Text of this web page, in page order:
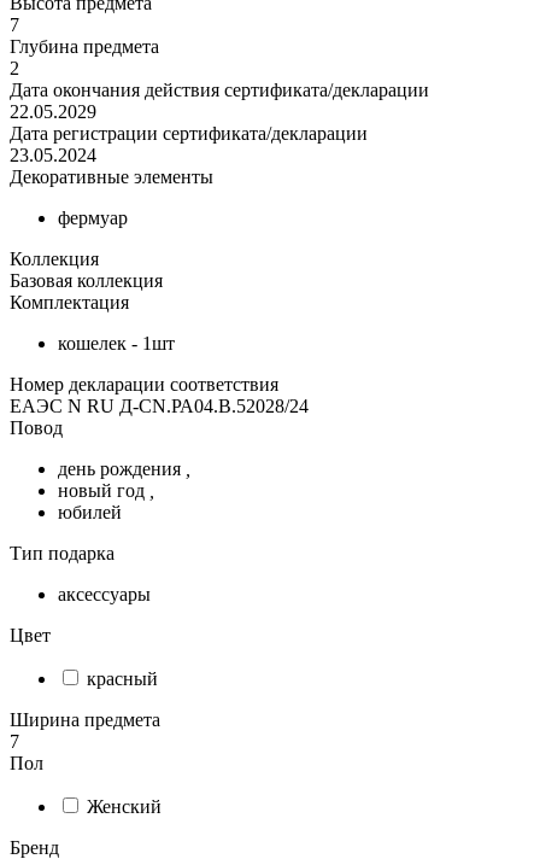
7
Глубина предмета
2
Дата окончания действия сертификата/декларации
22.05.2029
Дата регистрации сертификата/декларации
23.05.2024
Декоративные элементы
фермуар
Коллекция
Базовая коллекция
Комплектация
кошелек - 1шт
Номер декларации соответствия
ЕАЭС N RU Д-CN.РА04.В.52028/24
Повод
день рождения
новый год
юбилей
Тип подарка
аксессуары
Цвет
красный
Ширина предмета
7
Пол
Женский
Бренд